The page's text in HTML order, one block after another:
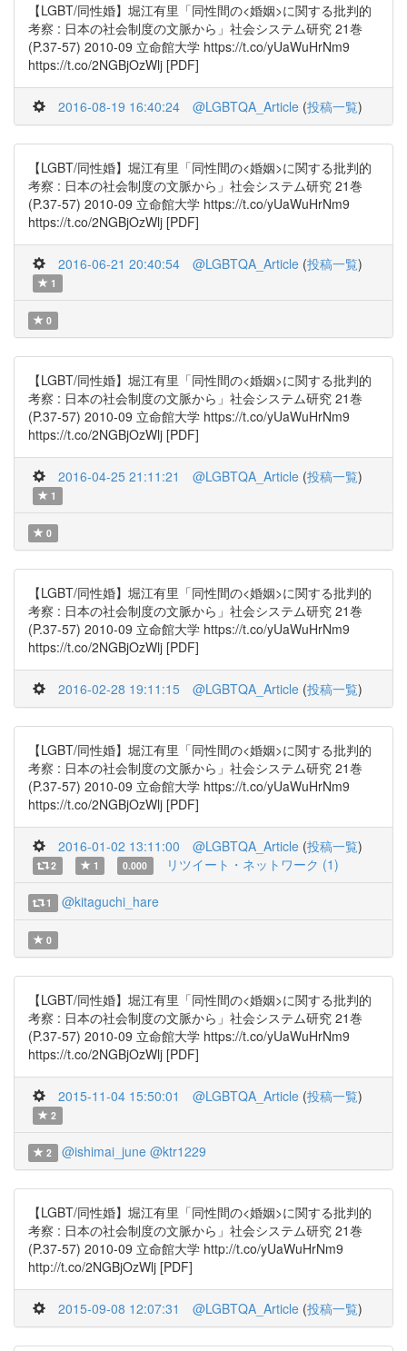
【LGBT/同性婚】堀江有里「同性間の<婚姻>に関する批判的
考察 : 日本の社会制度の文脈から」社会システム研究 21巻
(P.37-57) 2010-09 立命館大学 https://t.co/yUaWuHrNm9
https://t.co/2NGBjOzWlj [PDF]
2016-08-19 16:40:24 @LGBTQA_Article (投稿一覧)
【LGBT/同性婚】堀江有里「同性間の<婚姻>に関する批判的
考察 : 日本の社会制度の文脈から」社会システム研究 21巻
(P.37-57) 2010-09 立命館大学 https://t.co/yUaWuHrNm9
https://t.co/2NGBjOzWlj [PDF]
2016-06-21 20:40:54 @LGBTQA_Article (投稿一覧)
1
0
【LGBT/同性婚】堀江有里「同性間の<婚姻>に関する批判的
考察 : 日本の社会制度の文脈から」社会システム研究 21巻
(P.37-57) 2010-09 立命館大学 https://t.co/yUaWuHrNm9
https://t.co/2NGBjOzWlj [PDF]
2016-04-25 21:11:21 @LGBTQA_Article (投稿一覧)
1
0
【LGBT/同性婚】堀江有里「同性間の<婚姻>に関する批判的
考察 : 日本の社会制度の文脈から」社会システム研究 21巻
(P.37-57) 2010-09 立命館大学 https://t.co/yUaWuHrNm9
https://t.co/2NGBjOzWlj [PDF]
2016-02-28 19:11:15 @LGBTQA_Article (投稿一覧)
【LGBT/同性婚】堀江有里「同性間の<婚姻>に関する批判的
考察 : 日本の社会制度の文脈から」社会システム研究 21巻
(P.37-57) 2010-09 立命館大学 https://t.co/yUaWuHrNm9
https://t.co/2NGBjOzWlj [PDF]
2016-01-02 13:11:00 @LGBTQA_Article (投稿一覧)
2 1 0.000 リツイート・ネットワーク (1)
1 @kitaguchi_hare
0
【LGBT/同性婚】堀江有里「同性間の<婚姻>に関する批判的
考察 : 日本の社会制度の文脈から」社会システム研究 21巻
(P.37-57) 2010-09 立命館大学 https://t.co/yUaWuHrNm9
https://t.co/2NGBjOzWlj [PDF]
2015-11-04 15:50:01 @LGBTQA_Article (投稿一覧)
2
2 @ishimai_june @ktr1229
【LGBT/同性婚】堀江有里「同性間の<婚姻>に関する批判的
考察 : 日本の社会制度の文脈から」社会システム研究 21巻
(P.37-57) 2010-09 立命館大学 http://t.co/yUaWuHrNm9
http://t.co/2NGBjOzWlj [PDF]
2015-09-08 12:07:31 @LGBTQA_Article (投稿一覧)